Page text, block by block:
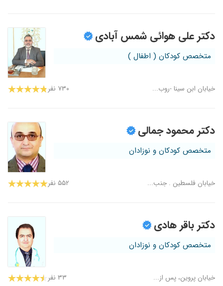
دکتر علی هوائی شمس آبادی
متخصص کودکان ( اطفال )
خیابان ابن سینا -روب... ۷۳۰ نفر
دکتر محمود جمالی
متخصص کودکان و نوزادان
خیابان فلسطین . جنب... ۵۵۲ نفر
دکتر باقر هادی
متخصص کودکان و نوزادان
خیابان پروین، پس از... ۳۳ نفر